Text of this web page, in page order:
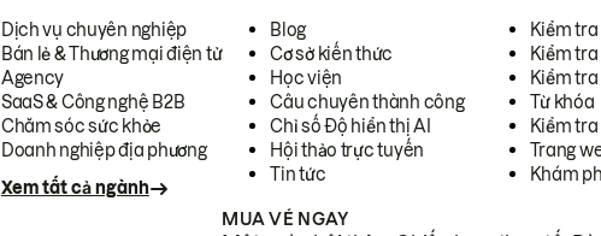
Dịch vụ chuyên nghiệp
Bán lẻ & Thương mại điện tử
Agency
SaaS & Công nghệ B2B
Chăm sóc sức khỏe
Doanh nghiệp địa phương
Xem tất cả ngành
Blog
Cơ sở kiến thức
Học viện
Câu chuyên thành công
Chỉ số Độ hiển thị AI
Hội thảo trực tuyến
Tin tức
Kiểm
Kiểm tra
Kiểm
Từ khóa
Kiểm
Trang
Khám
MUA VÉ NGAY